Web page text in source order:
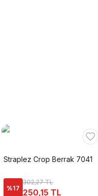
Straplez Crop Berrak 7041
%17
302,27 TL
250,15 TL